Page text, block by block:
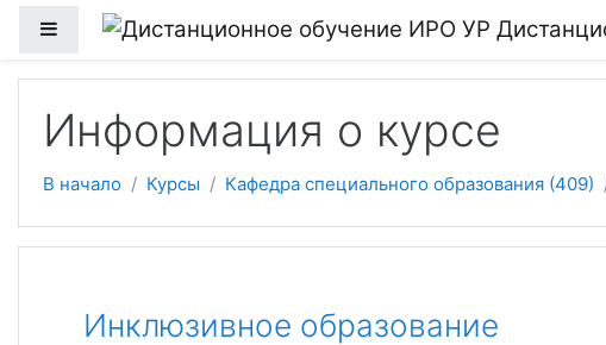
Боковая панель
Информация о курсе
В начало Курсы Кафедра специального образования (409)
Инклюзивное образование